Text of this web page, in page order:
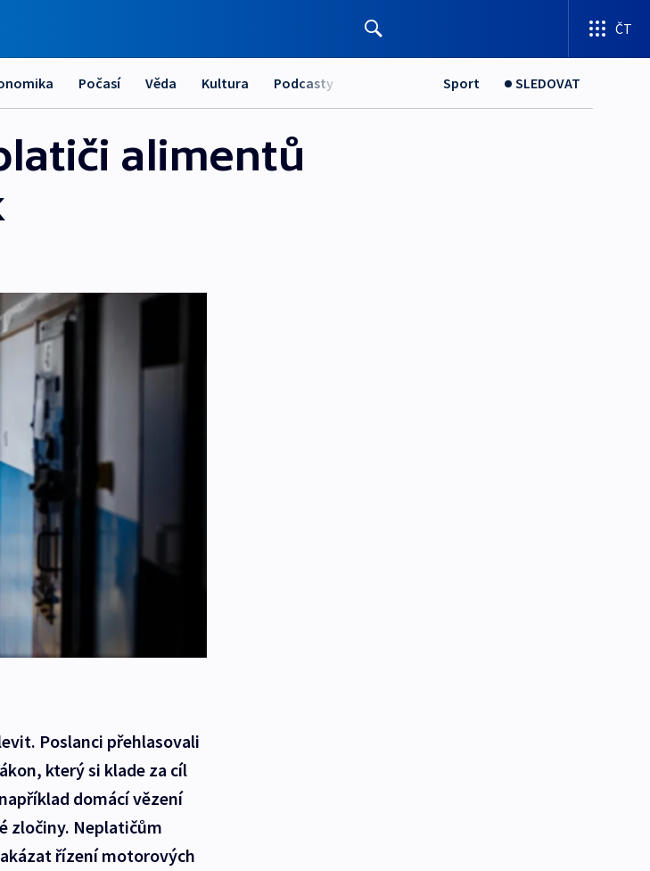
ČT
Počasí Věda Kultura Podcasty Sport SLEDOVAT
alimentů
Poslanci přehlasovali
který si klade za cíl
domácí vězení
zločiny. Neplatičům
řízení motorových